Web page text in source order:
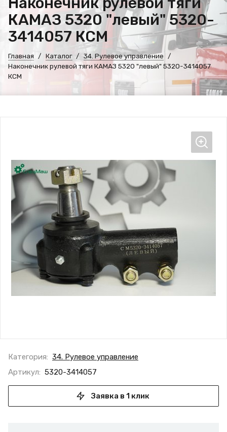
КАМАЗ 5320 "левый" 5320-
3414057 КСМ
Главная Каталог
34. Рулевое управление
Наконечник рулевой тяги КАМАЗ 5320 "левый" 5320-3414057
КСМ
Категория: 34. Рулевое управление
Артикул: 5320-3414057
Заявка в 1 клик